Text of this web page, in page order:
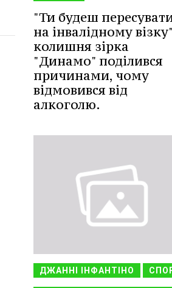
"Ти будеш
на інвалідному
колишня зірка
"Динамо" поділився
причинами, чому
відмовився від
алкоголю.
ДЖАННІ ІНФАНТІНО